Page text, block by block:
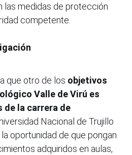
las medidas de protección
competente.
que otro de los objetivos
Valle de Virú es
de la carrera de
Nacional de Trujillo
oportunidad de que pongan
adquiridos en aulas,